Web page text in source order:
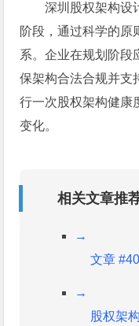
深圳股权架构设
阶段，通过科学的原
系。企业在规划阶段
保架构合法合规并支
行一次股权架构健康
变化。
相关文章推
→
文章
→
股权架